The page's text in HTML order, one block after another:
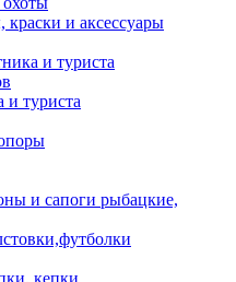
и аксессуары
и туриста
и туриста
и сапоги рыбацкие,
кепки